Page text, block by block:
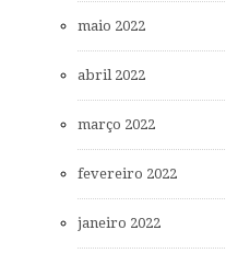
maio 2022
abril 2022
março 2022
fevereiro 2022
janeiro 2022